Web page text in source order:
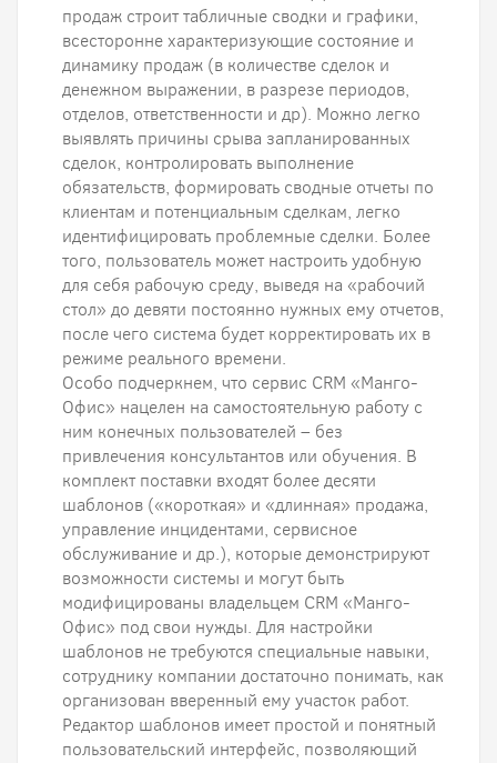
продаж строит табличные сводки и графики,
всесторонне характеризующие состояние и
динамику продаж (в количестве сделок и
денежном выражении, в разрезе периодов,
отделов, ответственности и др). Можно легко
выявлять причины срыва запланированных
сделок, контролировать выполнение
обязательств, формировать сводные отчеты по
клиентам и потенциальным сделкам, легко
идентифицировать проблемные сделки. Более
того, пользователь может настроить удобную
для себя рабочую среду, выведя на «рабочий
стол» до девяти постоянно нужных ему отчетов,
после чего система будет корректировать их в
режиме реального времени.
Особо подчеркнем, что сервис CRM «Манго-
Офис» нацелен на самостоятельную работу с
ним конечных пользователей – без
привлечения консультантов или обучения. В
комплект поставки входят более десяти
шаблонов («короткая» и «длинная» продажа,
управление инцидентами, сервисное
обслуживание и др.), которые демонстрируют
возможности системы и могут быть
модифицированы владельцем CRM «Манго-
Офис» под свои нужды. Для настройки
шаблонов не требуются специальные навыки,
сотруднику компании достаточно понимать, как
организован вверенный ему участок работ.
Редактор шаблонов имеет простой и понятный
пользовательский интерфейс, позволяющий